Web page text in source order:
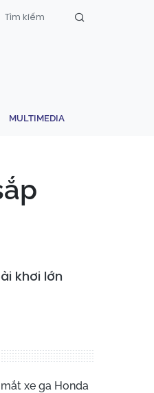
MULTIMEDIA
khơi lớn
mắt xe ga Honda